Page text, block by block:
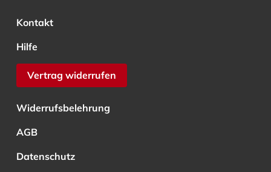
Kontakt
Hilfe
Vertrag widerrufen
Widerrufsbelehrung
AGB
Datenschutz